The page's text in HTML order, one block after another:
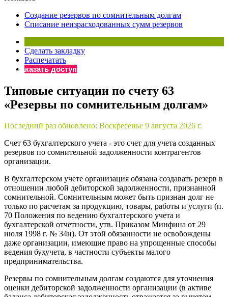
Бератор
«Практическая энциклопедия бухгалтера»
«Нормативные акты для бухгалтера»
Материалы электронного журнала
«Практическая бухгалтерия»
Создание резервов по сомнительным долгам
Списание неизрасходованных сумм резервов
Сделать закладку
Распечатать
Заказать доступ
Типовые ситуации по счету 63
«Резервы по сомнительным долгам»
Последний раз обновлено: Воскресенье 9 августа 2026 г.
Счет 63 бухгалтерского учета - это счет для учета созданных
резервов по сомнительной задолженности контрагентов
организации.
В бухгалтерском учете организация обязана создавать резерв в
отношении любой дебиторской задолженности, признанной
сомнительной. Сомнительным может быть признан долг не
только по расчетам за продукцию, товары, работы и услуги (п.
70 Положения по ведению бухгалтерского учета и
бухгалтерской отчетности, утв. Приказом Минфина от 29
июля 1998 г. № 34н). От этой обязанности не освобождены
даже организации, имеющие право на упрощенные способы
ведения бухучета, в частности субъекты малого
предпринимательства.
Резервы по сомнительным долгам создаются для уточнения
оценки дебиторской задолженности организации (в активе